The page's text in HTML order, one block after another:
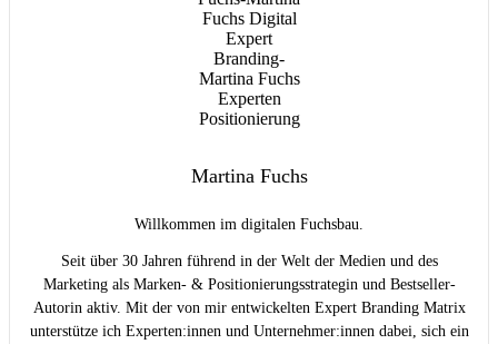
Martina Fuchs
Willkommen im digitalen Fuchsbau.
Seit über 30 Jahren führend in der Welt der Medien und des
Marketing als Marken- & Positionierungsstrategin und Bestseller-
Autorin aktiv. Mit der von mir entwickelten Expert Branding Matrix
unterstütze ich Experten:innen und Unternehmer:innen dabei, sich ein